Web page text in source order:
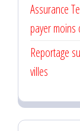
Assurance
payer moins
Reportage
villes